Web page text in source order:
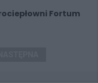
Fortum